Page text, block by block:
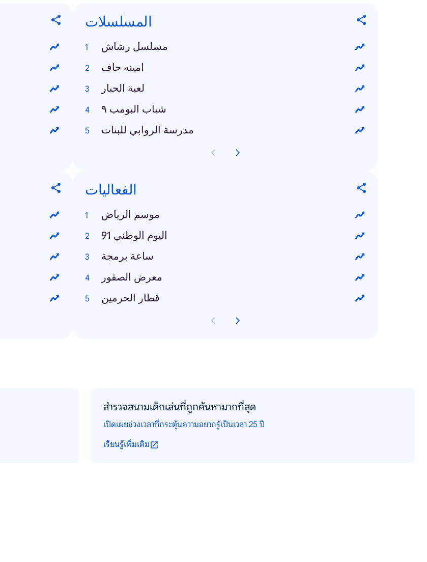
المسلسلات
مسلسل رشاش
امينه حاف
لعبة الحبار
شباب البومب ٩
مدرسة الروابي للبنات
الفعاليات
موسم الرياض
اليوم الوطني 91
ساعة برمجة
معرض الصقور
قطار الحرمين
สำรวจสนามเด็กเล่นที่ถูกค้นหามากที่สุด
เปิดเผยช่วงเวลาที่กระตุ้นความอยากรู้เป็นเวลา 25 ปี
เรียนรู้เพิ่มเติม